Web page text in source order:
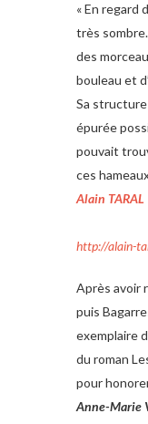
« En regard
très
des
bouleau et
Sa structure
épurée
pouvait
ces
Alain TARAL
http://alain-
Après avoir
puis
exemplaire
du roman
pour
Anne-Marie